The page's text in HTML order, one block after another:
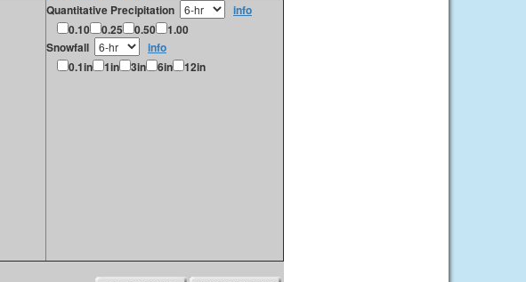
Quantitative Precipitation
info
0.10
0.25 0.50
1.00
Snowfall
info
0.1in
1in 3in 6in 12in